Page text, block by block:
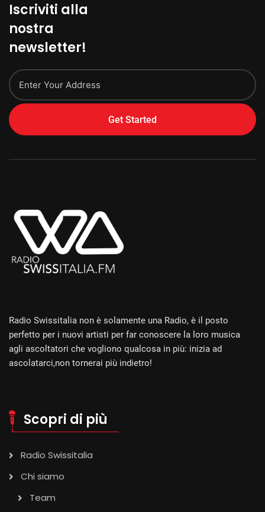
Iscriviti alla
nostra
newsletter!
Get Started
Radio Swissitalia non è solamente una Radio, è il posto
perfetto per i nuovi artisti per far conoscere la loro musica
agli ascoltatori che vogliono qualcosa in più: inizia ad
ascolatarci,non tornerai più indietro!
Scopri di più
Radio Swissitalia
Chi siamo
Team